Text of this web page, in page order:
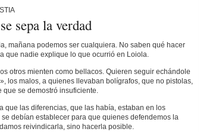
sepa la verdad
mañana podemos ser cualquiera. No saben qué hacer
que nadie explique lo que ocurrió en Loiola.
otros mienten como bellacos. Quieren seguir echándole
los malos, a quienes llevaban bolígrafos, que no pistolas,
que se demostró insuficiente.
que las diferencias, que las había, estaban en los
debían establecer para que quienes defendemos la
reivindicarla, sino hacerla posible.